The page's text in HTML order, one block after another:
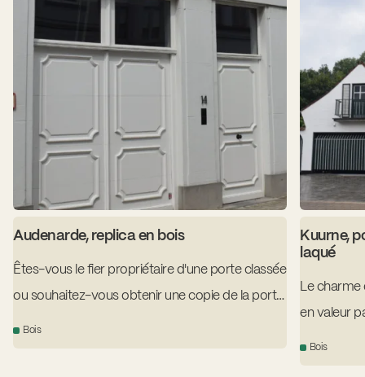
Audenarde, replica en bois
Êtes-vous le fier propriétaire d'une porte classée
ou souhaitez-vous obtenir une copie de la porte
d'origine ?
Bois
Kuurne,
laqué
Le
en valeur
revêtue
Bois